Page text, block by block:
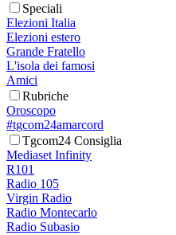
Speciali
Elezioni Italia
Elezioni estero
Grande Fratello
L'isola dei famosi
Amici
Rubriche
Oroscopo
#tgcom24amarcord
Tgcom24 Consiglia
Mediaset Infinity
R101
Radio 105
Virgin Radio
Radio Montecarlo
Radio Subasio